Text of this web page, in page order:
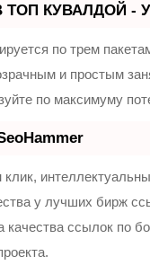
КУВАЛДОЙ -
по трем
и простым
по максимуму
у лучших бирж
качества ссылок по